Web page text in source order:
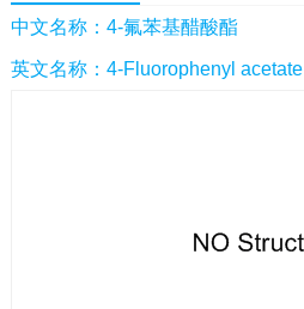
感染药物中间体|
体 |抗精神病药物中间体|
药中间体|其他原料药中间体|
中文名称：4-氟苯基醋酸酯
英文名称：4-Fluorophenyl acetate